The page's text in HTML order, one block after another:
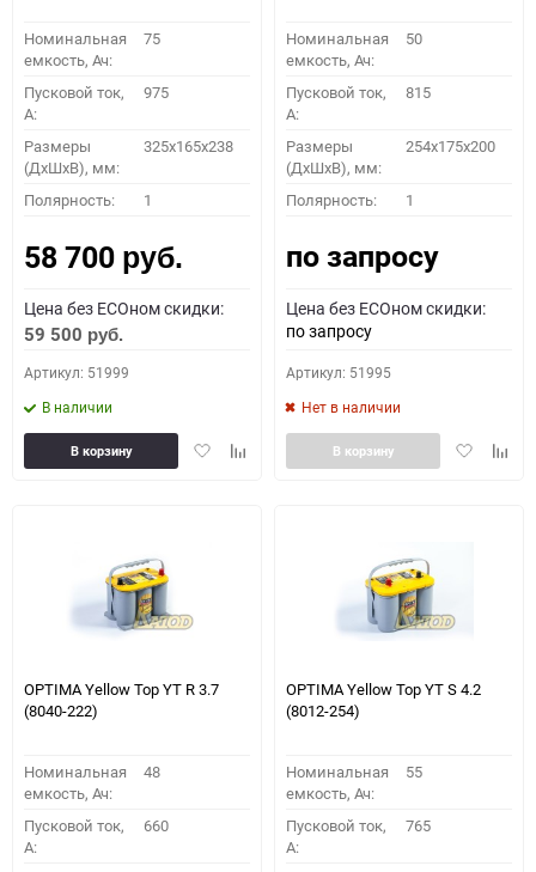
Номинальная
емкость, Ач:
75
Пусковой ток,
A:
975
Размеры
(ДхШхВ), мм:
325x165x238
Полярность: 1
58 700 руб.
Цена без ECOном скидки:
59 500 руб.
Артикул: 51999
В наличии
ДобавитьДобавить
В корзину
Номинальная
емкость, Ач:
50
Пусковой ток,
A:
815
Размеры
(ДхШхВ), мм:
254x175x200
Полярность: 1
по запросу
Цена без ECOном скидки:
по запросу
Артикул: 51995
Нет в наличии
Добавить
В корзину
OPTIMA Yellow Top YT R 3.7
(8040-222)
Номинальная
емкость, Ач:
48
Пусковой ток,
A:
660
OPTIMA Yellow Top YT S 4.2
(8012-254)
Номинальная
емкость, Ач:
55
Пусковой ток,
A:
765